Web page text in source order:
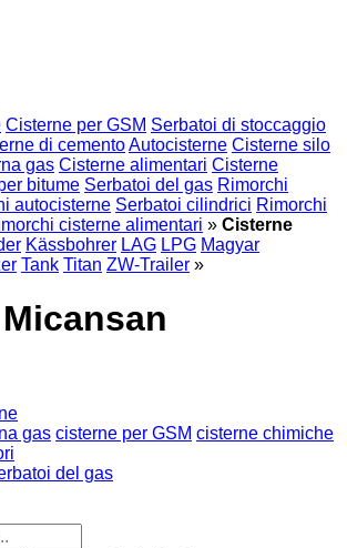
Cisterne per GSM Serbatoi di stoccaggio
di cementoAutocisterne Cisterne silo
gas Cisterne alimentari Cisterne
bitume Serbatoi del gas Rimorchi
autocisterne Serbatoi cilindrici Rimorchi
cisterne alimentari » Cisterne
Kässbohrer LAG LPG Magyar
Tank Titan ZW-Trailer »
gas cisterne per GSM cisterne chimiche
del gas